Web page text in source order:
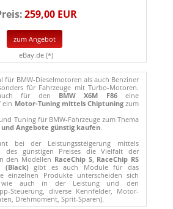
259,00 EUR
zum Angebot
eBay.de (*)
für BMW-Dieselmotoren als auch Benziner
für Fahrzeuge mit Turbo-Motoren.
für den BMW X6M F86eine
ein Motor-Tuning mittels Chiptuningzum
Tuning für BMW-Fahrzeuge zum Thema
und Angebote günstig kaufen.
bei der Leistungssteigerung mittels
des günstigen Preises die Vielfalt der
den Modellen RaceChip S, RaceChip RS
(Black)gibt es auch Module für das
einzelnen Produkte unterscheiden sich
auch in der Leistung und den
Steuerung, diverse Kennfelder, Motor-
Drehmoment, Sprit-Sparen).